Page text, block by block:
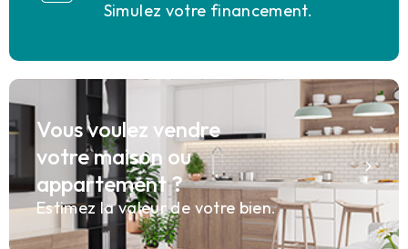
Simulez votre financement.
Vous voulez vendre
votre maison ou
appartement ?
Estimez la valeur de votre bien.